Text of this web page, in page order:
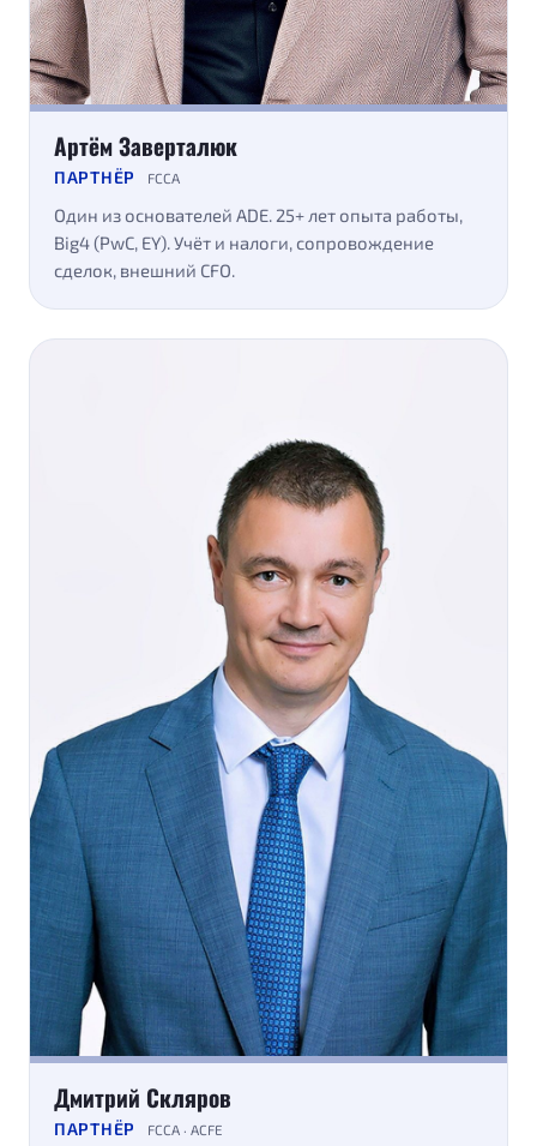
Артём Заверталюк
ПАРТНЁР FCCA
Один из основателей ADE. 25+ лет опыта работы,
Big4 (PwC, EY). Учёт и налоги, сопровождение
сделок, внешний CFO.
Дмитрий Скляров
ПАРТНЁР FCCA · ACFE